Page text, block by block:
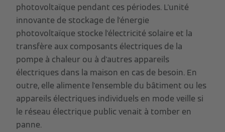
photovoltaïque pendant ces périodes. L'unité
innovante de stockage de l'énergie
photovoltaïque stocke l'électricité solaire et la
transfère aux composants électriques de la
pompe à chaleur ou à d'autres appareils
électriques dans la maison en cas de besoin. En
outre, elle alimente l'ensemble du bâtiment ou les
appareils électriques individuels en mode veille si
le réseau électrique public venait à tomber en
panne.